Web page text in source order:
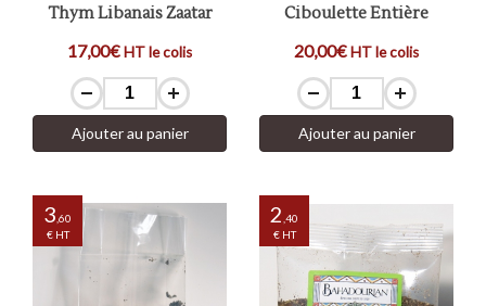
Thym Libanais Zaatar
17,00€ HT le colis
Ajouter au panier
Ciboulette Entière
20,00€ HT le colis
Ajouter au panier
3 ,60
€ HT
2 ,40
€ HT